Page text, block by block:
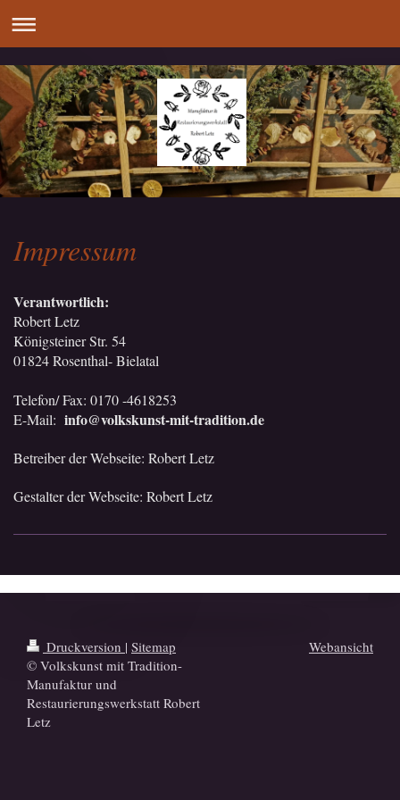
Impressum
Verantwortlich:
Robert Letz
Königsteiner Str. 54
01824 Rosenthal- Bielatal
Telefon/ Fax: 0170 -4618253
E-Mail: info@volkskunst-mit-tradition.de
Betreiber der Webseite: Robert Letz
Gestalter der Webseite: Robert Letz
Druckversion | Sitemap
© Volkskunst mit Tradition-
Manufaktur und
Restaurierungswerkstatt Robert
Letz
Webansicht